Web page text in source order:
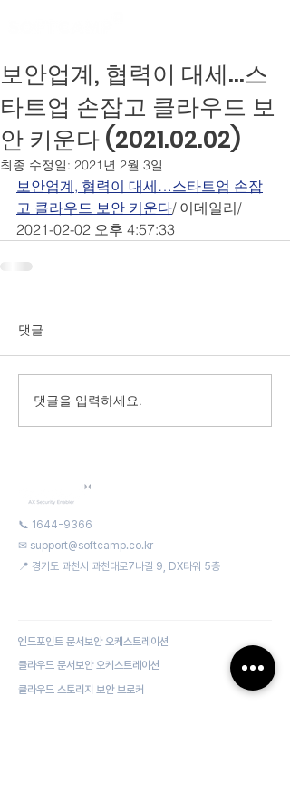
보안업계, 협력이 대세…스
타트업 손잡고 클라우드 보
안 키운다 (2021.02.02)
최종 수정일: 2021년 2월 3일
보안업계, 협력이 대세…스타트업 손잡
고 클라우드 보안 키운다/ 이데일리/
2021-02-02 오후 4:57:33
댓글
댓글을 입력하세요.
📞 1644-9366
✉ support@softcamp.co.kr
📍 경기도 과천시 과천대로7나길 9, DX타워 5층
엔드포인트 문서보안 오케스트레이션
클라우드 문서보안 오케스트레이션
클라우드 스토리지 보안 브로커